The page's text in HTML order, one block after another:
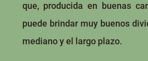
que, producida en buenas
puede brindar muy buenos
mediano y el largo plazo.